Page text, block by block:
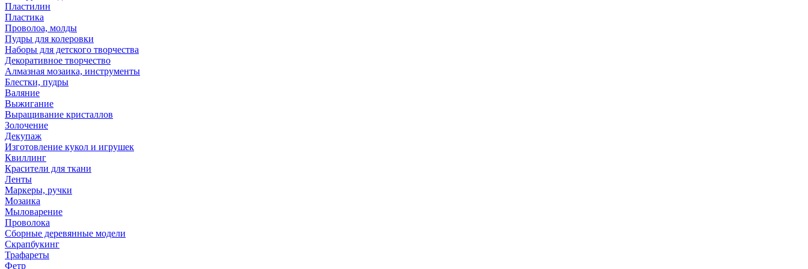
Пластилин
Пластика
Проволоа, молды
Пудры для колеровки
Наборы для детского творчества
Декоративное творчество
Алмазная мозаика, инструменты
Блестки, пудры
Валяние
Выжигание
Выращивание кристаллов
Золочение
Декупаж
Изготовление кукол и игрушек
Квиллинг
Красители для ткани
Ленты
Маркеры, ручки
Мозаика
Мыловарение
Проволока
Сборные деревянные модели
Скрапбукинг
Трафареты
Фетр